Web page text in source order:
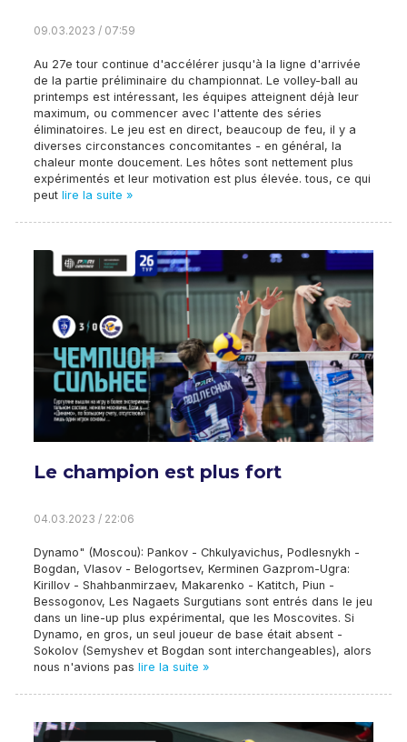
09.03.2023 / 07:59
Au 27e tour continue d'accélérer jusqu'à la ligne d'arrivée
de la partie préliminaire du championnat. Le volley-ball au
printemps est intéressant, les équipes atteignent déjà leur
maximum, ou commencer avec l'attente des séries
éliminatoires. Le jeu est en direct, beaucoup de feu, il y a
diverses circonstances concomitantes - en général, la
chaleur monte doucement. Les hôtes sont nettement plus
expérimentés et leur motivation est plus élevée. tous, ce qui
peut lire la suite »
Le champion est plus fort
04.03.2023 / 22:06
Dynamo" (Moscou): Pankov - Chkulyavichus, Podlesnykh -
Bogdan, Vlasov - Belogortsev, Kerminen Gazprom-Ugra:
Kirillov - Shahbanmirzaev, Makarenko - Katitch, Piun -
Bessogonov, Les Nagaets Surgutians sont entrés dans le jeu
dans un line-up plus expérimental, que les Moscovites. Si
Dynamo, en gros, un seul joueur de base était absent -
Sokolov (Semyshev et Bogdan sont interchangeables), alors
nous n'avions pas lire la suite »